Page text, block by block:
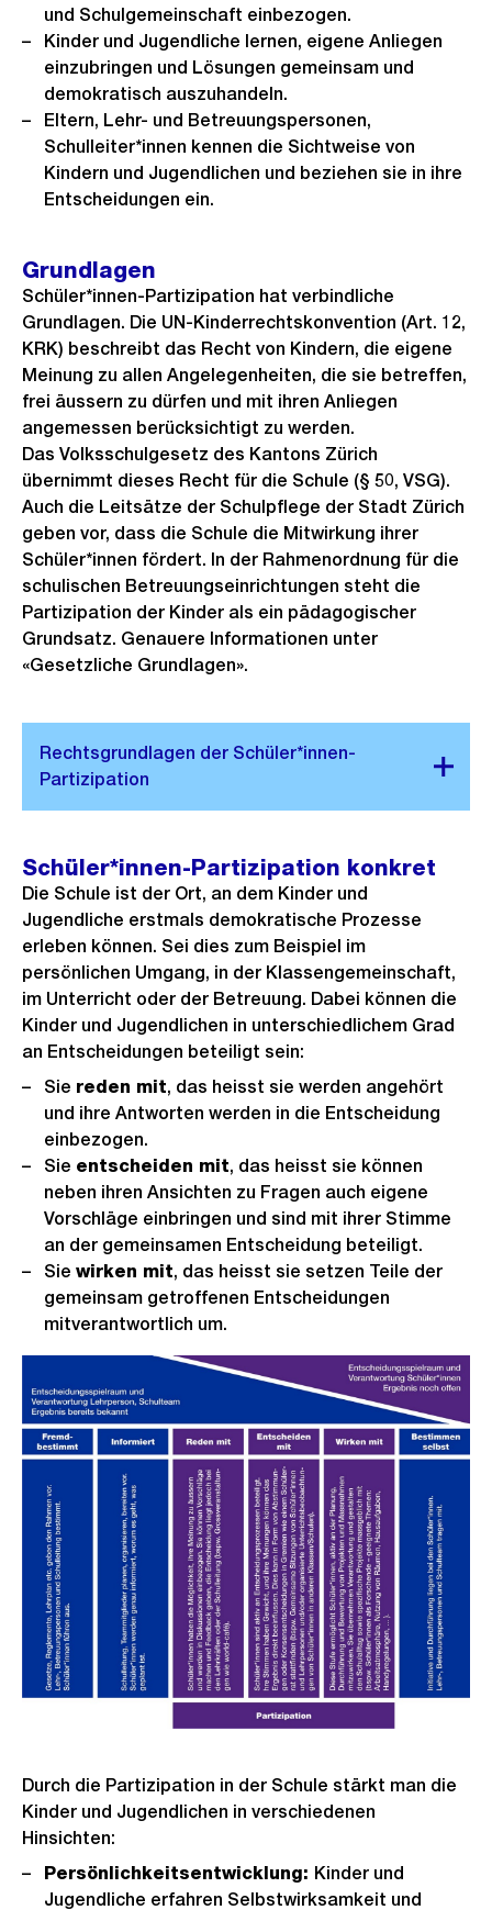
und Schulgemeinschaft einbezogen.
Kinder und Jugendliche lernen, eigene Anliegen
einzubringen und Lösungen gemeinsam und
demokratisch auszuhandeln.
Eltern, Lehr- und Betreuungspersonen,
Schulleiter*innen kennen die Sichtweise von
Kindern und Jugendlichen und beziehen sie in ihre
Entscheidungen ein.
Grundlagen
Schüler*innen-Partizipation hat verbindliche
Grundlagen. Die UN-Kinderrechtskonvention (Art. 12,
KRK) beschreibt das Recht von Kindern, die eigene
Meinung zu allen Angelegenheiten, die sie betreffen,
frei äussern zu dürfen und mit ihren Anliegen
angemessen berücksichtigt zu werden.
Das Volksschulgesetz des Kantons Zürich
übernimmt dieses Recht für die Schule (§ 50, VSG).
Auch die Leitsätze der Schulpflege der Stadt Zürich
geben vor, dass die Schule die Mitwirkung ihrer
Schüler*innen fördert. In der Rahmenordnung für die
schulischen Betreuungseinrichtungen steht die
Partizipation der Kinder als ein pädagogischer
Grundsatz. Genauere Informationen unter
«Gesetzliche Grundlagen».
Schüler*innen-Partizipation konkret
Die Schule ist der Ort, an dem Kinder und
Jugendliche erstmals demokratische Prozesse
erleben können. Sei dies zum Beispiel im
persönlichen Umgang, in der Klassengemeinschaft,
im Unterricht oder der Betreuung. Dabei können die
Kinder und Jugendlichen in unterschiedlichem Grad
an Entscheidungen beteiligt sein:
Sie reden mit, das heisst sie werden angehört
und ihre Antworten werden in die Entscheidung
einbezogen.
Sie entscheiden mit, das heisst sie können
neben ihren Ansichten zu Fragen auch eigene
Vorschläge einbringen und sind mit ihrer Stimme
an der gemeinsamen Entscheidung beteiligt.
Sie wirken mit, das heisst sie setzen Teile der
gemeinsam getroffenen Entscheidungen
mitverantwortlich um.
Durch die Partizipation in der Schule stärkt man die
Kinder und Jugendlichen in verschiedenen
Hinsichten:
Persönlichkeitsentwicklung: Kinder und
Jugendliche erfahren Selbstwirksamkeit und